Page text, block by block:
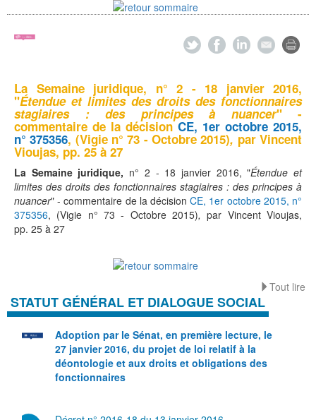
La Semaine juridique, n° 2 - 18 janvier 2016,
"Étendue et limites des droits des fonctionnaires
stagiaires : des principes à nuancer" -
commentaire de la décisionCE, 1er octobre 2015,
n° 375356, (Vigie n° 73 - Octobre 2015), par Vincent
Vioujas, pp. 25 à 27
La Semaine juridique, n° 2 - 18 janvier 2016, "Étendue et
limites des droits des fonctionnaires stagiaires : des principes à
nuancer" - commentaire de la décisionCE, 1er octobre 2015, n°
375356, (Vigie n° 73 - Octobre 2015),par Vincent Vioujas,
pp. 25 à 27
Tout lire
STATUT GÉNÉRAL ET DIALOGUE SOCIAL
Adoption par le Sénat, en première lecture, le
27 janvier 2016, du projet de loi relatif à la
déontologie et aux droits et obligations des
fonctionnaires